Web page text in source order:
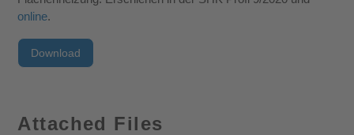
online.
Download
Attached Files